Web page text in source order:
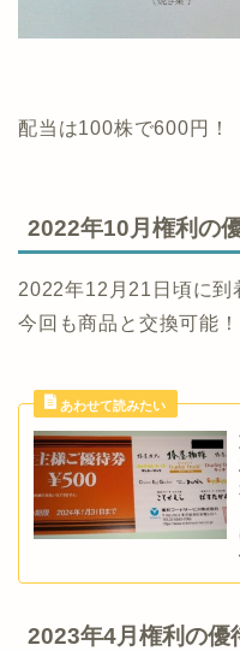
配当は100株で600円！
2022年10月権利の
2022年12月21日頃に到
今回も商品と交換可能！
2023年4月権利の優